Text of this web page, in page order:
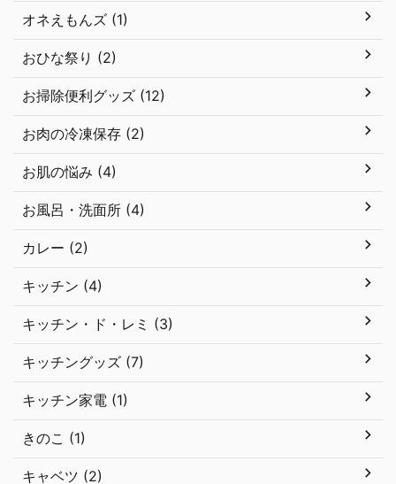
オネえもんズ (1)
おひな祭り (2)
お掃除便利グッズ (12)
お肉の冷凍保存 (2)
お肌の悩み (4)
お風呂・洗面所 (4)
カレー (2)
キッチン (4)
キッチン・ド・レミ (3)
キッチングッズ (7)
キッチン家電 (1)
きのこ (1)
キャベツ (2)